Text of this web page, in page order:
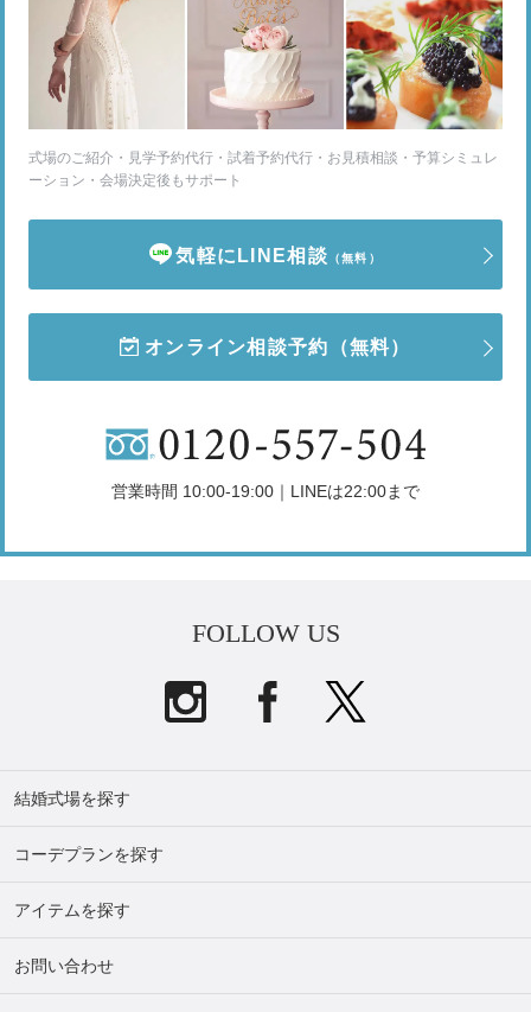
式場のご紹介・見学予約代行・試着予約代行・お見積相談・予算シミュレ
ーション・会場決定後もサポート
気軽にLINE相談 （無料）
オンライン相談予約 （無料）
営業時間 10:00-19:00｜LINEは22:00まで
FOLLOW US
結婚式場を探す
コーデプランを探す
アイテムを探す
お問い合わせ